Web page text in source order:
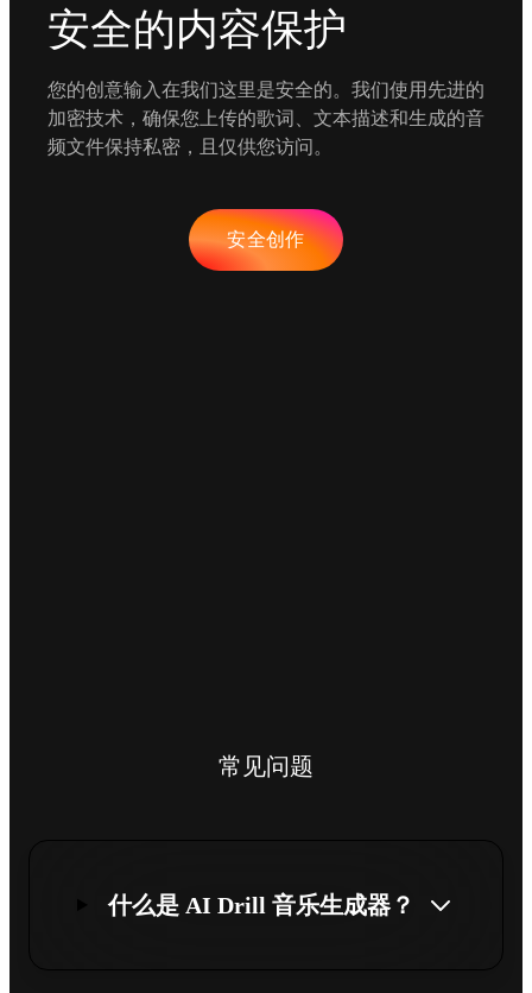
安全的内容保护
您的创意输入在我们这里是安全的。我们使用先进的
加密技术，确保您上传的歌词、文本描述和生成的音
频文件保持私密，且仅供您访问。
安全创作
常见问题
什么是 AI Drill 音乐生成器？